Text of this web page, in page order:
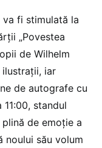
fi stimulată la
„Povestea
de Wilhelm
iar
de autografe cu
standul
de emoție a
noului său volum